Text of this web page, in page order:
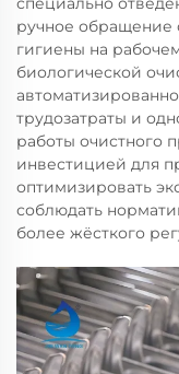
ручное обращение
гигиены на
биологической
трудозатраты и
работы очистного
инвестицией для
оптимизировать
соблюдать
более жёсткого